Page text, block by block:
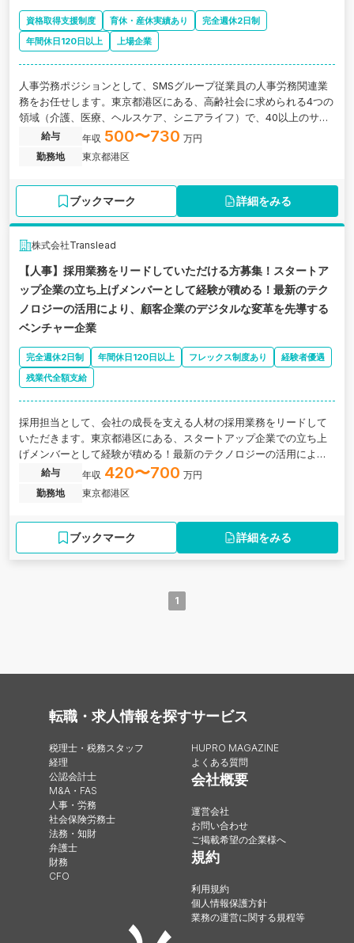
資格取得支援制度 育休・産休実績あり
完全週休2日制
年間休日120日以上
上場企業
人事労務ポジションとして、SMSグループ従業員の人事労務関連業
務をお任せします。東京都港区にある、高齢社会に求められる4つの
領域（介護、医療、ヘルスケア、シニアライフ）で、40以上のサー
ビスを開発・運営しているプライム上場企業の求人です。
給与 年収 500〜730 万円
勤務地
東京都港区
ブックマーク 詳細をみる
株式会社Translead
【人事】採用業務をリードしていただける方募集！スタートア
ップ企業の立ち上げメンバーとして経験が積める！最新のテク
ノロジーの活用により、顧客企業のデジタルな変革を先導する
ベンチャー企業
完全週休2日制 年間休日120日以上 フレックス制度あり
経験者優遇
残業代全額支給
採用担当として、会社の成長を支える人材の採用業務をリードして
いただきます。東京都港区にある、スタートアップ企業での立ち上
げメンバーとして経験が積める！最新のテクノロジーの活用により
顧客企業のデジタルな変革を先導するベンチャー企業の求人です。
給与 年収 420〜700 万円
勤務地
東京都港区
ブックマーク 詳細をみる
1
転職・求人情報を探す
税理士・税務スタッフ
経理
公認会計士
M&A・FAS
人事・労務
社会保険労務士
法務・知財
弁護士
財務
CFO
サービス
HUPRO MAGAZINE
よくある質問
会社概要
運営会社
お問い合わせ
ご掲載希望の企業様へ
規約
利用規約
個人情報保護方針
業務の運営に関する規程等